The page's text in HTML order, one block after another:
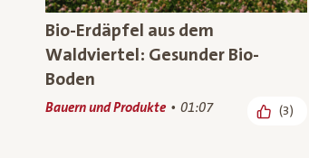
Bio-Erdäpfel aus dem
Waldviertel: Gesunder Bio-
Boden
Bauern und Produkte 01:07 (3)